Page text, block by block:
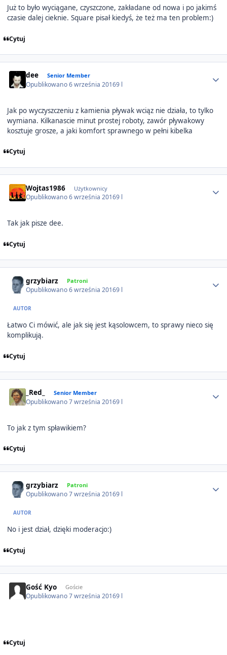
Już to było wyciągane, czyszczone, zakładane od nowa i po jakimś
czasie dalej cieknie. Square pisał kiedyś, że też ma ten problem:)
Cytuj
dee Senior Member
Opublikowano6 września 20169 l
Jak po wyczyszczeniu z kamienia pływak wciąz nie działa, to tylko
wymiana. Kilkanascie minut prostej roboty, zawór pływakowy
kosztuje grosze, a jaki komfort sprawnego w pełni kibelka
Cytuj
Wojtas1986 Użytkownicy
Opublikowano6 września 20169 l
Tak jak pisze dee.
Cytuj
grzybiarz Patroni
Opublikowano6 września 20169 l
AUTOR
Łatwo Ci mówić, ale jak się jest kąsolowcem, to sprawy nieco się
komplikują.
Cytuj
_Red_ Senior Member
Opublikowano7 września 20169 l
To jak z tym spławikiem?
Cytuj
grzybiarz Patroni
Opublikowano7 września 20169 l
AUTOR
No i jest dział, dzięki moderacjo:)
Cytuj
Gość Kyo Goście
Opublikowano7 września 20169 l
Cytuj